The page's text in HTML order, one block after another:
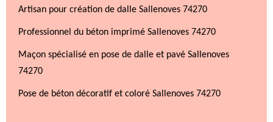
Artisan pour création de dalle Sallenoves 74270
Professionnel du béton imprimé Sallenoves 74270
Maçon spécialisé en pose de dalle et pavé Sallenoves
74270
Pose de béton décoratif et coloré Sallenoves 74270